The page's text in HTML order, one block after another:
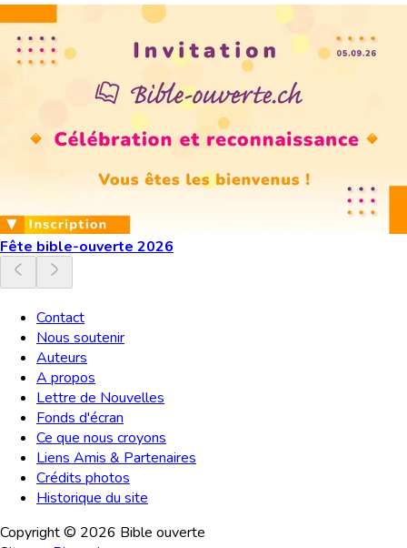
Fête bible-ouverte 2026
Contact
Nous soutenir
Auteurs
A propos
Lettre de Nouvelles
Fonds d'écran
Ce que nous croyons
Liens Amis & Partenaires
Crédits photos
Historique du site
Copyright © 2026 Bible ouverte